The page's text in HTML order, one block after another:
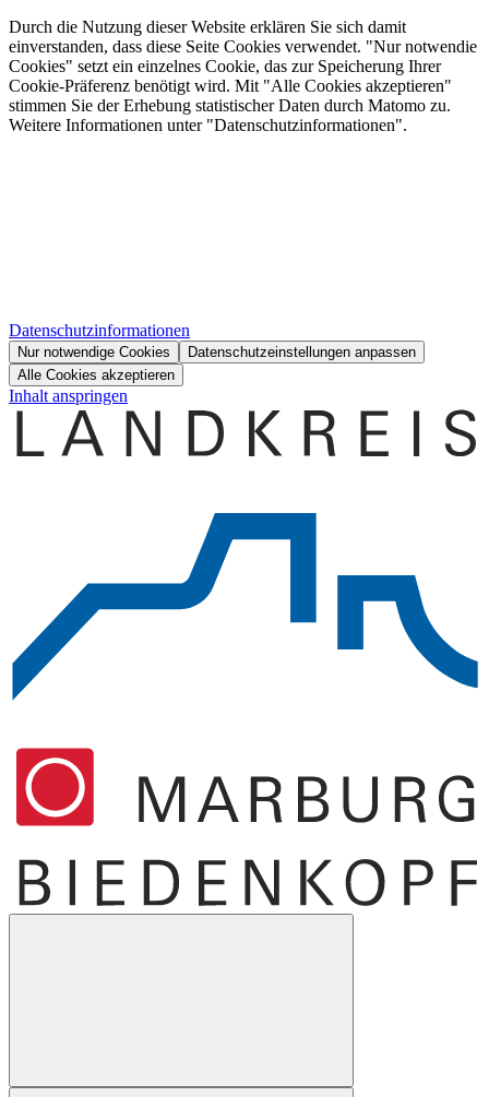
Durch die Nutzung dieser Website erklären Sie sich damit
einverstanden, dass diese Seite Cookies verwendet. "Nur notwendie
Cookies" setzt ein einzelnes Cookie, das zur Speicherung Ihrer
Cookie-Präferenz benötigt wird. Mit "Alle Cookies akzeptieren"
stimmen Sie der Erhebung statistischer Daten durch Matomo zu.
Weitere Informationen unter "Datenschutzinformationen".
Datenschutzinformationen
Nur notwendige Cookies
Datenschutzeinstellungen anpassen
Alle Cookies akzeptieren
Inhalt anspringen